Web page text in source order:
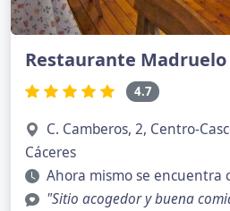
Restaurante Madruelo
4.7
C. Camberos, 2, Centro-
Cáceres
Ahora mismo se encuentra
"Sitio acogedor y buena